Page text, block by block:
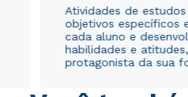
Atividades de
objetivos específicos
cada aluno e
habilidades e
protagonista da sua